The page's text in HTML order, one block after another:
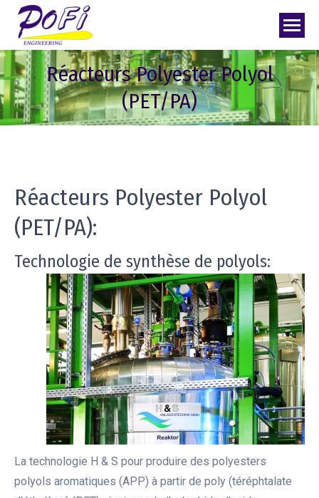
Réacteurs Polyester Polyol
(PET/PA)
Réacteurs Polyester Polyol
(PET/PA):
Technologie de synthèse de polyols:
La technologie H & S pour produire des polyesters
polyols aromatiques (APP) à partir de poly (téréphtalate